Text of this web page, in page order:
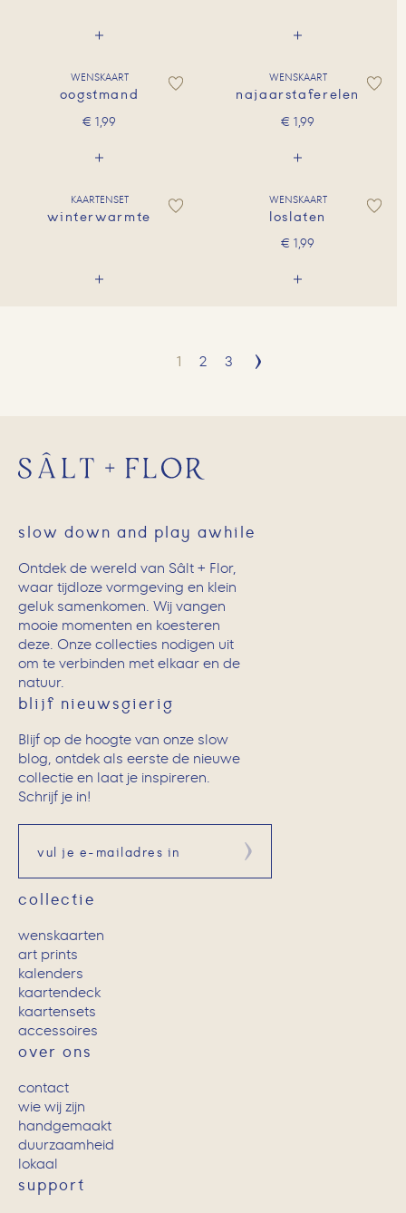
WENSKAART
oogstmand
€ 1,99
WENSKAART
najaarstaferelen
€ 1,99
KAARTENSET
winterwarmte
WENSKAART
loslaten
€ 1,99
1 2 3
slow down and play awhile
Ontdek de wereld van Sâlt + Flor,
waar tijdloze vormgeving en klein
geluk samenkomen. Wij vangen
mooie momenten en koesteren
deze. Onze collecties nodigen uit
om te verbinden met elkaar en de
natuur.
blijf nieuwsgierig
Blijf op de hoogte van onze slow
blog, ontdek als eerste de nieuwe
collectie en laat je inspireren.
Schrijf je in!
Aanmelden
collectie
wenskaarten
art prints
kalenders
kaartendeck
kaartensets
accessoires
over ons
contact
wie wij zijn
handgemaakt
duurzaamheid
lokaal
support